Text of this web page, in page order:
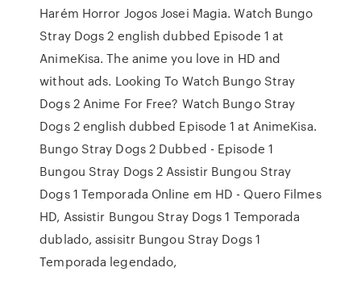
Harém Horror Jogos Josei Magia. Watch Bungo
Stray Dogs 2 english dubbed Episode 1 at
AnimeKisa. The anime you love in HD and
without ads. Looking To Watch Bungo Stray
Dogs 2 Anime For Free? Watch Bungo Stray
Dogs 2 english dubbed Episode 1 at AnimeKisa.
Bungo Stray Dogs 2 Dubbed - Episode 1
Bungou Stray Dogs 2 Assistir Bungou Stray
Dogs 1 Temporada Online em HD - Quero Filmes
HD, Assistir Bungou Stray Dogs 1 Temporada
dublado, assisitr Bungou Stray Dogs 1
Temporada legendado,